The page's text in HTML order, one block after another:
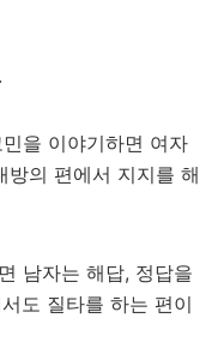
을 이야기하면 여자
방의 편에서 지지를 해
남자는 해답, 정답을
도 질타를 하는 편이